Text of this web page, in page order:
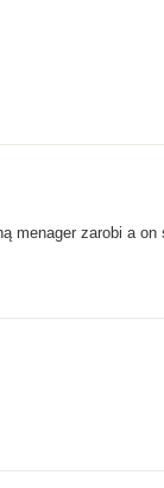
menager zarobi a